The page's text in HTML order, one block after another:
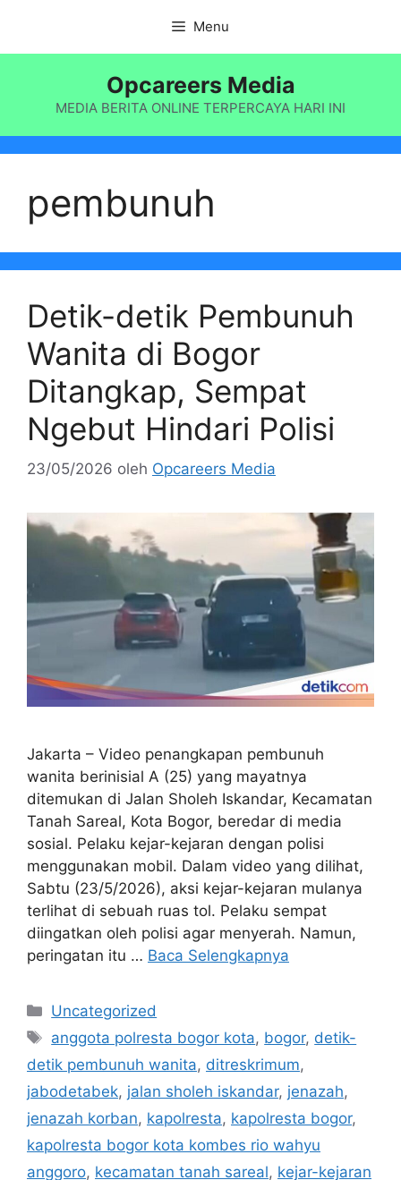
isi
Menu
Opcareers Media
MEDIA BERITA ONLINE TERPERCAYA HARI INI
pembunuh
Detik-detik Pembunuh
Wanita di Bogor
Ditangkap, Sempat
Ngebut Hindari Polisi
23/05/2026 oleh Opcareers Media
Jakarta – Video penangkapan pembunuh
wanita berinisial A (25) yang mayatnya
ditemukan di Jalan Sholeh Iskandar, Kecamatan
Tanah Sareal, Kota Bogor, beredar di media
sosial. Pelaku kejar-kejaran dengan polisi
menggunakan mobil. Dalam video yang dilihat,
Sabtu (23/5/2026), aksi kejar-kejaran mulanya
terlihat di sebuah ruas tol. Pelaku sempat
diingatkan oleh polisi agar menyerah. Namun,
peringatan itu … Baca Selengkapnya
Kategori
Uncategorized
Tag
anggota polresta bogor kota, bogor, detik-
detik pembunuh wanita, ditreskrimum,
jabodetabek, jalan sholeh iskandar, jenazah,
jenazah korban, kapolresta, kapolresta bogor,
kapolresta bogor kota kombes rio wahyu
anggoro, kecamatan tanah sareal, kejar-kejaran